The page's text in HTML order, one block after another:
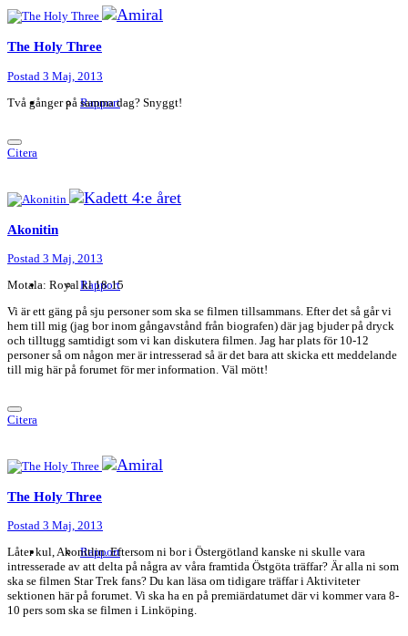
The Holy Three
Postad 3 Maj, 2013
Rapport
Två gånger på samma dag? Snyggt!
Citera
Akonitin
Postad 3 Maj, 2013
Rapport
Motala: Royal kl 18:15
Vi är ett gäng på sju personer som ska se filmen tillsammans. Efter det så går vi
hem till mig (jag bor inom gångavstånd från biografen) där jag bjuder på dryck
och tilltugg samtidigt som vi kan diskutera filmen. Jag har plats för 10-12
personer så om någon mer är intresserad så är det bara att skicka ett meddelande
till mig här på forumet för mer information. Väl mött!
Citera
The Holy Three
Postad 3 Maj, 2013
Rapport
Låter kul, Akonitlin. Eftersom ni bor i Östergötland kanske ni skulle vara
intresserade av att delta på några av våra framtida Östgöta träffar? Är alla ni som
ska se filmen Star Trek fans? Du kan läsa om tidigare träffar i Aktiviteter
sektionen här på forumet. Vi ska ha en på premiärdatumet där vi kommer vara 8-
10 pers som ska se filmen i Linköping.